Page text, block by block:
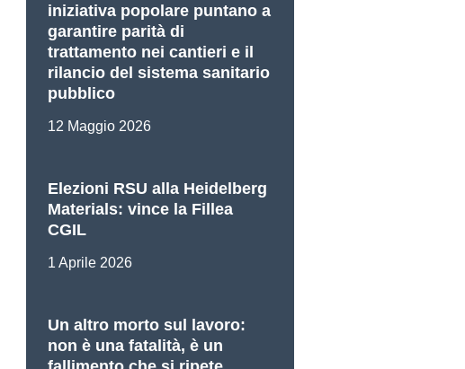
iniziativa popolare puntano a
garantire parità di
trattamento nei cantieri e il
rilancio del sistema sanitario
pubblico
12 Maggio 2026
Elezioni RSU alla Heidelberg
Materials: vince la Fillea
CGIL
1 Aprile 2026
Un altro morto sul lavoro:
non è una fatalità, è un